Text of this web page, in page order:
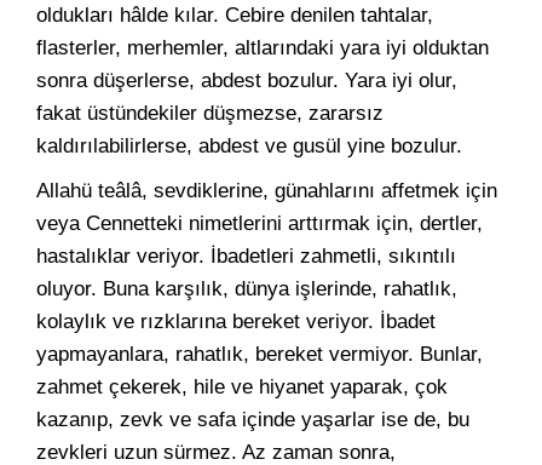
oldukları hâlde kılar. Cebire denilen tahtalar,
flasterler, merhemler, altlarındaki yara iyi olduktan
sonra düşerlerse, abdest bozulur. Yara iyi olur,
fakat üstündekiler düşmezse, zararsız
kaldırılabilirlerse, abdest ve gusül yine bozulur.
Allahü teâlâ, sevdiklerine, günahlarını affetmek için
veya Cennetteki nimetlerini arttırmak için, dertler,
hastalıklar veriyor. İbadetleri zahmetli, sıkıntılı
oluyor. Buna karşılık, dünya işlerinde, rahatlık,
kolaylık ve rızklarına bereket veriyor. İbadet
yapmayanlara, rahatlık, bereket vermiyor. Bunlar,
zahmet çekerek, hile ve hiyanet yaparak, çok
kazanıp, zevk ve safa içinde yaşarlar ise de, bu
zevkleri uzun sürmez. Az zaman sonra,